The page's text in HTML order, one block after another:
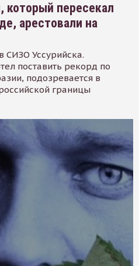
который пересекал
арестовали на
СИЗО Уссурийска.
поставить рекорд по
подозревается в
границы